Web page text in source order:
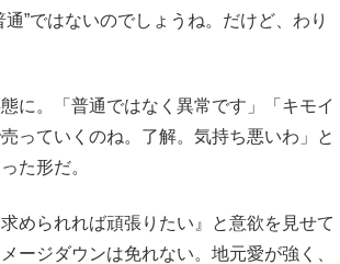
”ではないのでしょうね。だけど、わり
に。「普通ではなく異常です」「キモイ
っていくのね。了解。気持ち悪いわ」と
た形だ。
められれば頑張りたい』と意欲を見せて
ージダウンは免れない。地元愛が強く、